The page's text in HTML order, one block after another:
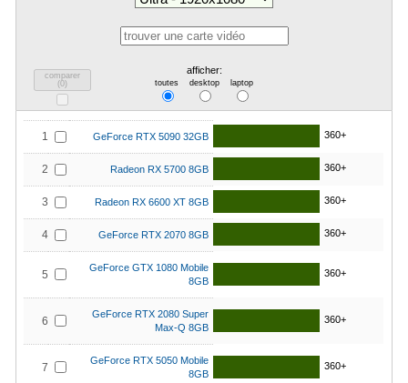
comparer
(0)
afficher:
toutes desktop laptop
1 GeForce RTX 5090 32GB 360+
2 Radeon RX 5700 8GB 360+
3 Radeon RX 6600 XT 8GB 360+
4 GeForce RTX 2070 8GB 360+
5
GeForce GTX 1080 Mobile
8GB
360+
6
GeForce RTX 2080 Super
Max-Q 8GB
360+
7
GeForce RTX 5050 Mobile
8GB
360+